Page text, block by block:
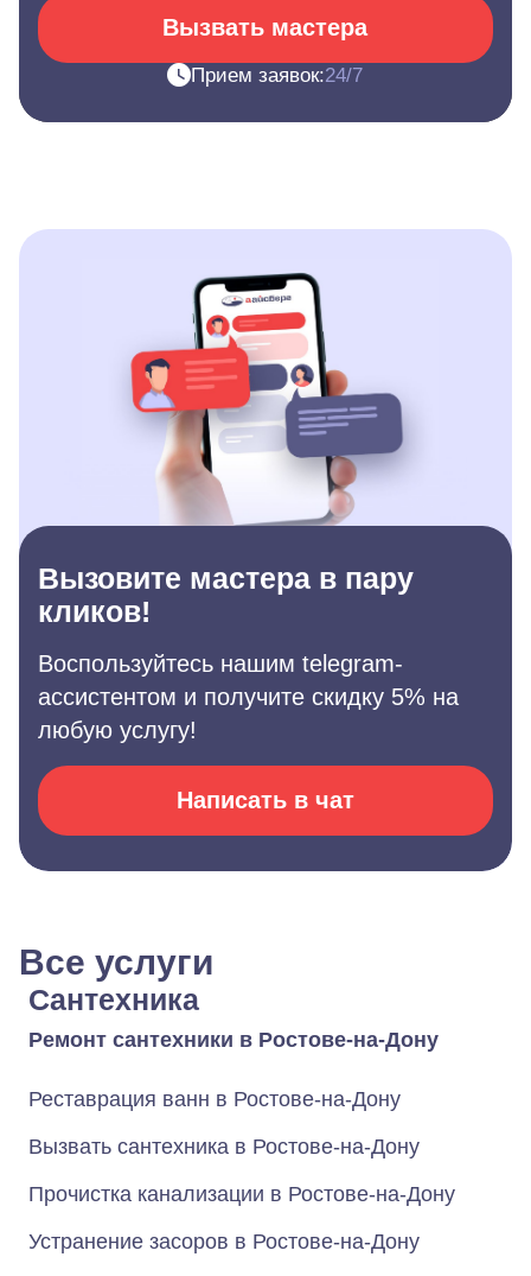
Вызвать мастера
Прием заявок:24/7
Вызовите мастера в пару
кликов!
Воспользуйтесь нашим telegram-
ассистентом и получите скидку 5% на
любую услугу!
Написать в чат
Все услуги
Сантехника
Ремонт сантехники в Ростове-на-Дону
Реставрация ванн в Ростове-на-Дону
Вызвать сантехника в Ростове-на-Дону
Прочистка канализации в Ростове-на-Дону
Устранение засоров в Ростове-на-Дону